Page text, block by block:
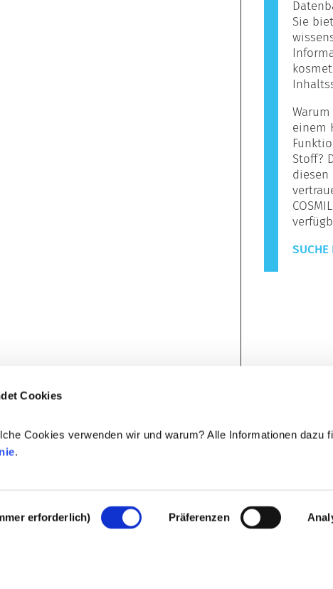
Cookies
Cookies verwenden wir und warum? Alle Informationen dazu
.
erforderlich) Präferenzen
Sie
einem
Stoff?
diesen
SUCHE
Rechtlicher Hinweis